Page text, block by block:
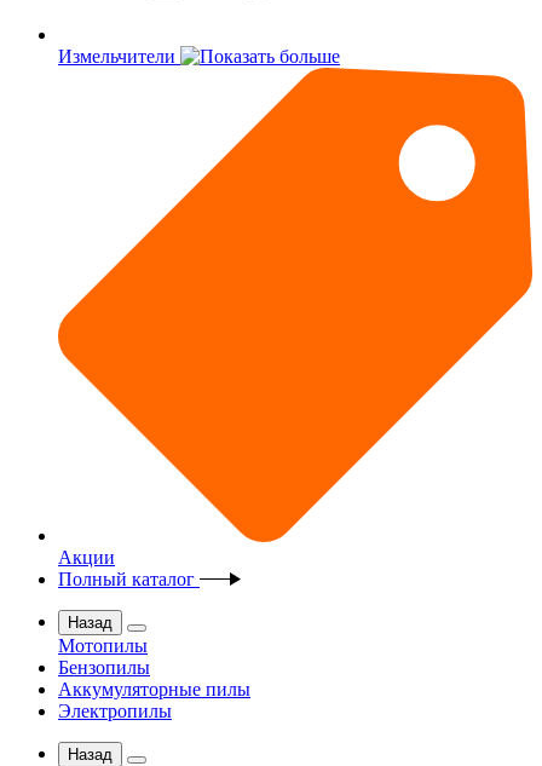
Измельчители
Акции
Полный каталог
Назад
Мотопилы
Бензопилы
Аккумуляторные пилы
Электропилы
Назад